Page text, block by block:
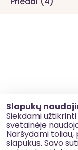
Slapukų
Siekdami
svetainėje
Naršydami
slapukus. Savo
Slapukų
Korupcijos
Kontaktai